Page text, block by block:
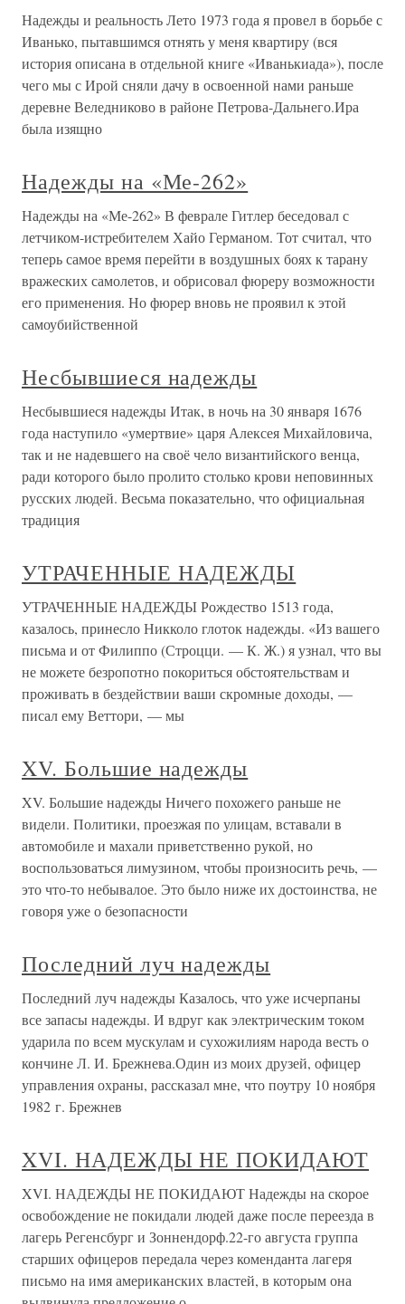
Надежды и реальность Лето 1973 года я провел в борьбе с
Иванько, пытавшимся отнять у меня квартиру (вся
история описана в отдельной книге «Иванькиада»), после
чего мы с Ирой сняли дачу в освоенной нами раньше
деревне Веледниково в районе Петрова-Дальнего.Ира
была изящно
Надежды на «Ме-262»
Надежды на «Ме-262» В феврале Гитлер беседовал с
летчиком-истребителем Хайо Германом. Тот считал, что
теперь самое время перейти в воздушных боях к тарану
вражеских самолетов, и обрисовал фюреру возможности
его применения. Но фюрер вновь не проявил к этой
самоубийственной
Несбывшиеся надежды
Несбывшиеся надежды Итак, в ночь на 30 января 1676
года наступило «умертвие» царя Алексея Михайловича,
так и не надевшего на своё чело византийского венца,
ради которого было пролито столько крови неповинных
русских людей. Весьма показательно, что официальная
традиция
УТРАЧЕННЫЕ НАДЕЖДЫ
УТРАЧЕННЫЕ НАДЕЖДЫ Рождество 1513 года,
казалось, принесло Никколо глоток надежды. «Из вашего
письма и от Филиппо (Строцци. — К. Ж.) я узнал, что вы
не можете безропотно покориться обстоятельствам и
проживать в бездействии ваши скромные доходы, —
писал ему Веттори, — мы
XV. Большие надежды
XV. Большие надежды Ничего похожего раньше не
видели. Политики, проезжая по улицам, вставали в
автомобиле и махали приветственно рукой, но
воспользоваться лимузином, чтобы произносить речь, —
это что-то небывалое. Это было ниже их достоинства, не
говоря уже о безопасности
Последний луч надежды
Последний луч надежды Казалось, что уже исчерпаны
все запасы надежды. И вдруг как электрическим током
ударила по всем мускулам и сухожилиям народа весть о
кончине Л. И. Брежнева.Один из моих друзей, офицер
управления охраны, рассказал мне, что поутру 10 ноября
1982 г. Брежнев
XVI. НАДЕЖДЫ НЕ ПОКИДАЮТ
XVI. НАДЕЖДЫ НЕ ПОКИДАЮТ Надежды на скорое
освобождение не покидали людей даже после переезда в
лагерь Регенсбург и Зоннендорф.22-го августа группа
старших офицеров передала через коменданта лагеря
письмо на имя американских властей, в которым она